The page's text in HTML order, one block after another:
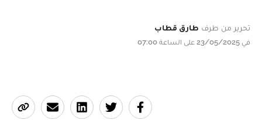
تحرير من طرف طارق قطاب
في 23/05/2025 على الساعة 07:00